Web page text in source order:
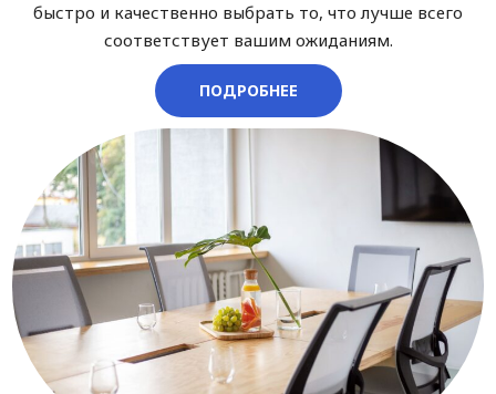
быстро и качественно выбрать то, что лучше всего
соответствует вашим ожиданиям.
ПОДРОБНЕЕ